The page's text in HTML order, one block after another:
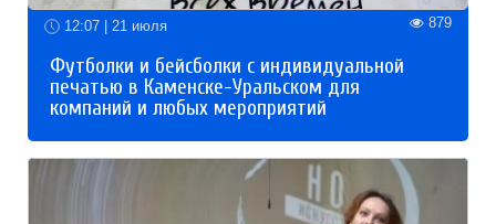
12:07 | 21 июля 879
Футболки и бейсболки с индивидуальной
печатью в Каменске-Уральском для
компаний и любых мероприятий